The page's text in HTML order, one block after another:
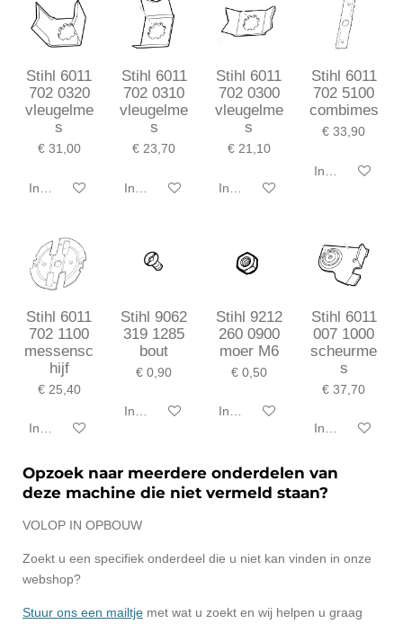
Stihl 6011
702 0320
vleugelme
s
€ 31,00
In winkelwagen
Stihl 6011
702 0310
vleugelme
s
€ 23,70
In winkelwagen
Stihl 6011
702 0300
vleugelme
s
€ 21,10
In winkelwagen
Stihl 6011
702 5100
combimes
€ 33,90
In winkelwagen
Stihl 6011
702 1100
messensc
hijf
€ 25,40
In winkelwagen
Stihl 9062
319 1285
bout
€ 0,90
In winkelwagen
Stihl 9212
260 0900
moer M6
€ 0,50
In winkelwagen
Stihl 6011
007 1000
scheurme
s
€ 37,70
In winkelwagen
Opzoek naar meerdere onderdelen van
deze machine die niet vermeld staan?
VOLOP IN OPBOUW
Zoekt u een specifiek onderdeel die u niet kan vinden in onze
webshop?
Stuur ons een mailtje met wat u zoekt en wij helpen u graag